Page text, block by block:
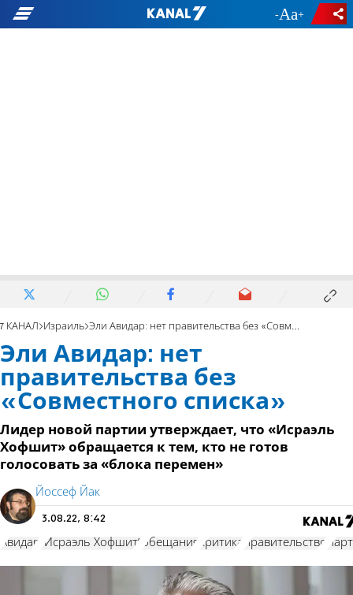
- +
7 КАНАЛ Израиль Эли Авидар: нет правительства без «Совместного списка»
Эли Авидар: нет
правительства без
«Совместного списка»
Лидер новой партии утверждает, что «Исраэль
Хофшит» обращается к тем, кто не готов
голосовать за «блока перемен»
Йоссеф Йак
3.08.22, 8:42
Авидар "Исраэль Хофшит" обещания критика правительство